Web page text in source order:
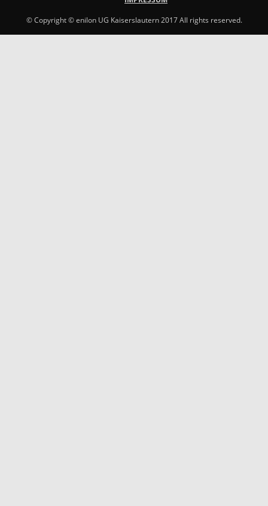
© Copyright © enilon UG Kaiserslautern 2017 All rights reserved.